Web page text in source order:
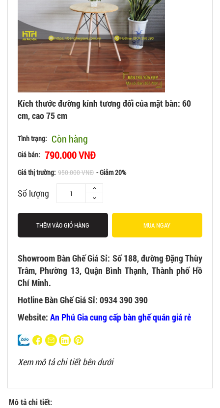
Kích thước đường kính tương đối của mặt bàn: 60
cm, cao 75 cm
Tình trạng: Còn hàng
Giá bán: 790.000 VNĐ
Giá thị trường: 950.000 VNĐ - Giảm 20%
Số lượng
THÊM VÀO GIỎ HÀNG MUA NGAY
Showroom Bàn Ghế Giá Sỉ: Số 188, đường Đặng Thùy
Trâm, Phường 13, Quận Bình Thạnh, Thành phố Hồ
Chí Minh.
Hotline Bàn Ghế Giá Sỉ: 0934 390 390
Website: An Phú Gia cung cấp bàn ghế quán giá rẻ
Xem mô tả chi tiết bên dưới
Mô tả chi tiết: